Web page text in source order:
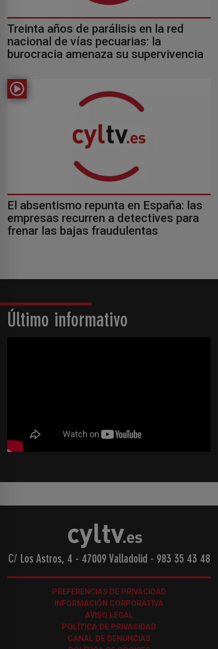
Treinta años de parálisis en la red
nacional de vías pecuarias: la
burocracia amenaza su supervivencia
El absentismo repunta en España: las
empresas recurren a detectives para
frenar las bajas fraudulentas
Último informativo
C/ Los Astros, 4 - 47009 Valladolid - 983 35 43 48
PREFERENCIAS DE PRIVACIDAD
INFORMACIÓN CORPORATIVA
AVISO LEGAL
POLÍTICA DE PRIVACIDAD
CANAL DE DENUNCIAS